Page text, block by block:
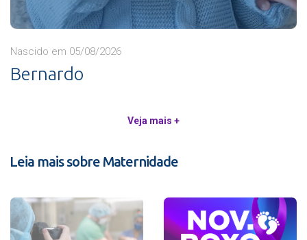
Nascido em 05/08/2026
Bernardo
Veja mais +
Leia mais sobre Maternidade